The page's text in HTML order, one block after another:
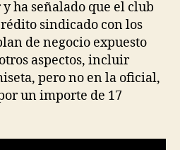
ha señalado que el club
sindicado con los
de negocio expuesto
aspectos, incluir
pero no en la oficial,
un importe de 17